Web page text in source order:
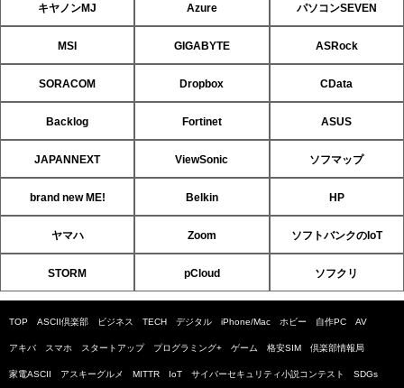
キヤノンMJ Azure パソコンSEVEN
MSI GIGABYTE ASRock
SORACOM Dropbox CData
Backlog Fortinet ASUS
JAPANNEXT ViewSonic ソフマップ
brand new ME! Belkin HP
ヤマハ Zoom ソフトバンクのIoT
STORM pCloud ソフクリ
TOP ASCII倶楽部 ビジネス TECH デジタル iPhone/Mac ホビー 自作PC AV
アキバ スマホ スタートアップ プログラミング+ ゲーム 格安SIM 倶楽部情報局
家電ASCII アスキーグルメ MITTR IoT サイバーセキュリティ小説コンテスト SDGs